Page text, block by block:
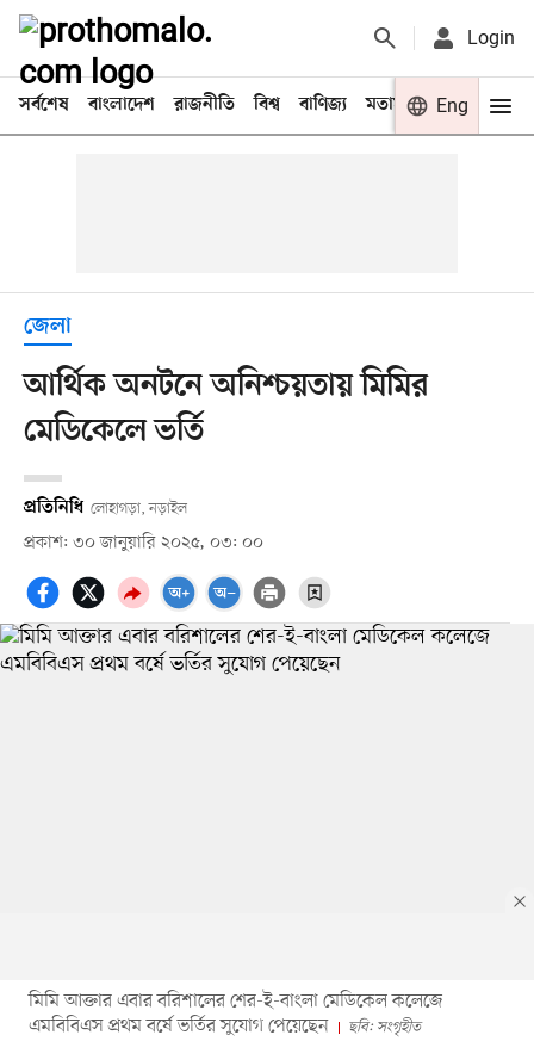
Login
সর্বশেষ বাংলাদেশ রাজনীতি বিশ্ব বাণিজ্য মতামত খেলা
Eng
জেলা
আর্থিক অনটনে অনিশ্চয়তায় মিমির
মেডিকেলে ভর্তি
প্রতিনিধি লোহাগড়া, নড়াইল
প্রকাশ: ৩০ জানুয়ারি ২০২৫, ০৩: ০০
মিমি আক্তার এবার বরিশালের শের-ই-বাংলা মেডিকেল কলেজে
এমবিবিএস প্রথম বর্ষে ভর্তির সুযোগ পেয়েছেন
ছবি: সংগৃহীত